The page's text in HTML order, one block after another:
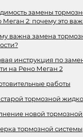
замены
Меган 2: почему это
важна замена
инструкция по
на Рено Меган 2
работы
тормозной
новой
тормозной системы